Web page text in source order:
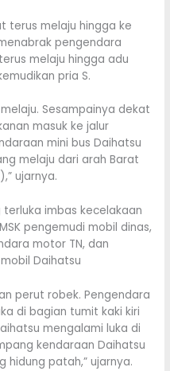
terus melaju hingga ke
pengendara
melaju hingga adu
pria S.
Sesampainya dekat
masuk ke jalur
mini bus Daihatsu
melaju dari arah Barat
ujarnya.
imbas kecelakaan
pengemudi mobil dinas,
motor TN, dan
Daihatsu
perut robek. Pengendara
di bagian tumit kaki kiri
mengalami luka di
kendaraan Daihatsu
hidung patah,” ujarnya.